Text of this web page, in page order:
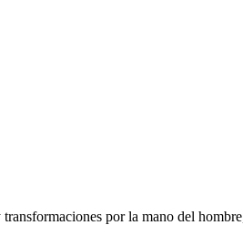
por la mano del